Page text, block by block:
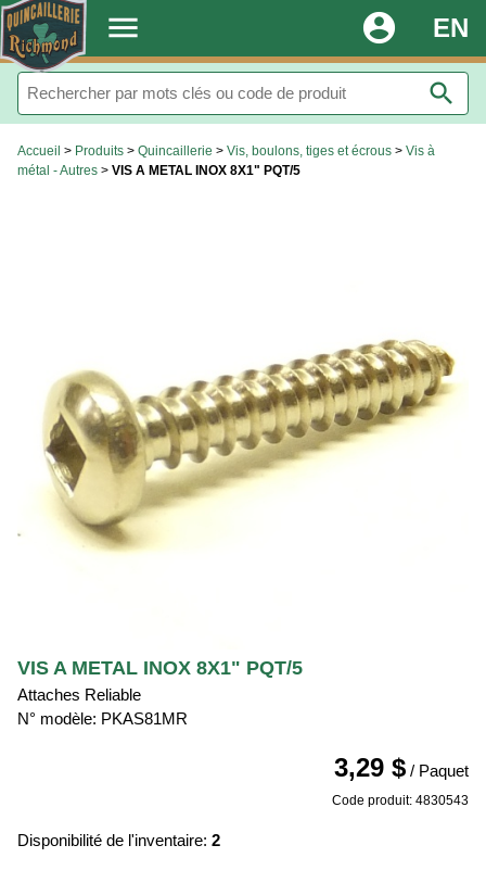
. menu EN
account_circle
search
Accueil > Produits > Quincaillerie > Vis, boulons, tiges et écrous > Vis à
métal - Autres > VIS A METAL INOX 8X1" PQT/5
VIS A METAL INOX 8X1" PQT/5
Attaches Reliable
N° modèle: PKAS81MR
3,29 $ / Paquet
Code produit: 4830543
Disponibilité de l'inventaire: 2